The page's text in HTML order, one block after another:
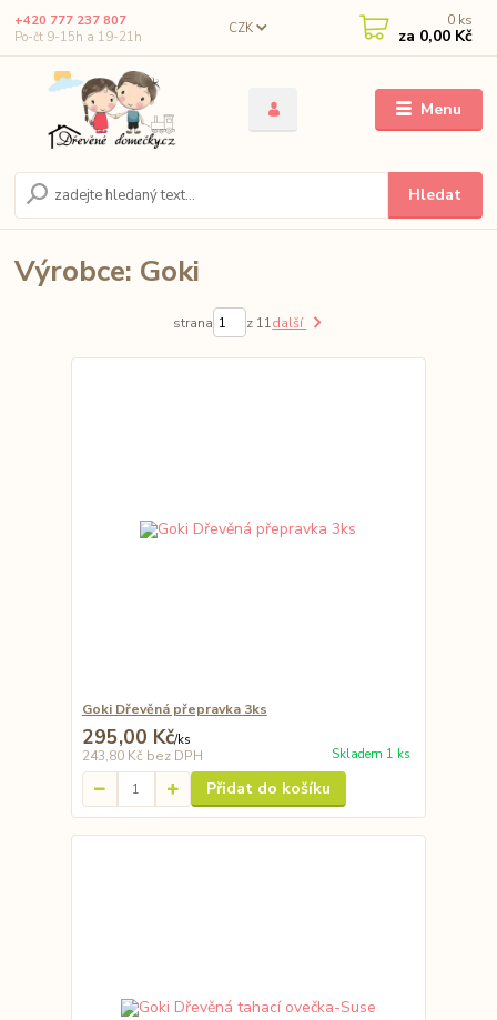
Menu
CZK
Hledat
+420 777 237 807
Po-čt 9-15h a 19-21h
0 ks
za 0,00 Kč
Výrobce: Goki
strana z 11další
Goki Dřevěná přepravka 3ks
295,00 Kč/ks
243,80 Kč bez DPH Skladem 1 ks
Přidat do košíku